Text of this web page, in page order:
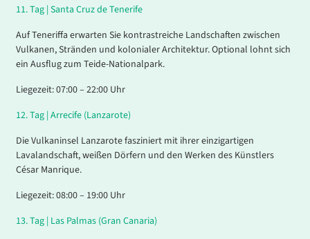
11.Tag | Santa Cruz de Tenerife
Auf Teneriffa erwarten Sie kontrastreiche Landschaften zwischen
Vulkanen, Stränden und kolonialer Architektur. Optional lohnt sich
ein Ausflug zum Teide-Nationalpark.
Liegezeit: 07:00 – 22:00 Uhr
12.Tag | Arrecife (Lanzarote)
Die Vulkaninsel Lanzarote fasziniert mit ihrer einzigartigen
Lavalandschaft, weißen Dörfern und den Werken des Künstlers
César Manrique.
Liegezeit: 08:00 – 19:00 Uhr
13.Tag | Las Palmas (Gran Canaria)